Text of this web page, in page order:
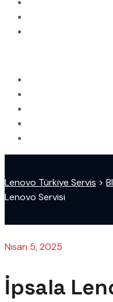
Lenovo Türkiye Servis >
Lenovo Servisi
Nisan 5, 2025
İpsala